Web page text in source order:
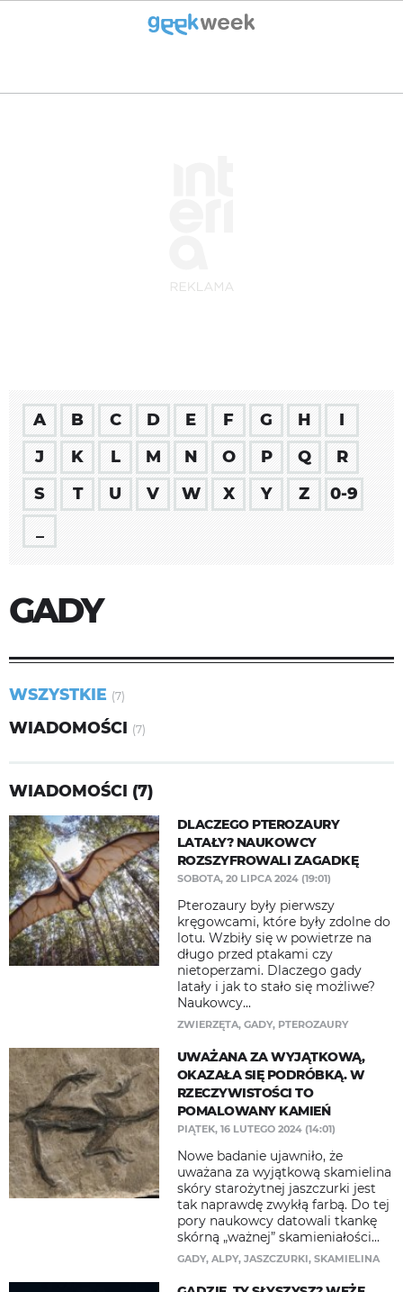
A B C D E F G H
I
J
K L M N O P Q
R
S
T U V W X Y Z
0-9
GADY
WSZYSTKIE (7)
WIADOMOŚCI (7)
WIADOMOŚCI (7)
DLACZEGO PTEROZAURY
LATAŁY? NAUKOWCY
ROZSZYFROWALI ZAGADKĘ
SOBOTA, 20 LIPCA 2024 (19:01)
Pterozaury były pierwszy
kręgowcami, które były zdolne do
lotu. Wzbiły się w powietrze na
długo przed ptakami czy
nietoperzami. Dlaczego gady
latały i jak to stało się możliwe?
Naukowcy...
ZWIERZĘTA, GADY, PTEROZAURY
UWAŻANA ZA WYJĄTKOWĄ,
OKAZAŁA SIĘ PODRÓBKĄ. W
RZECZYWISTOŚCI TO
POMALOWANY KAMIEŃ
PIĄTEK, 16 LUTEGO 2024 (14:01)
Nowe badanie ujawniło, że
uważana za wyjątkową skamielina
skóry starożytnej jaszczurki jest
tak naprawdę zwykłą farbą. Do tej
pory naukowcy datowali tkankę
skórną „ważnej” skamieniałości...
GADY, ALPY, JASZCZURKI, SKAMIELINA